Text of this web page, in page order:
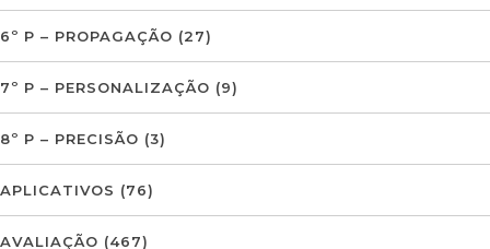
6º P – PROPAGAÇÃO (27)
7º P – PERSONALIZAÇÃO (9)
8º P – PRECISÃO (3)
APLICATIVOS (76)
AVALIAÇÃO (467)